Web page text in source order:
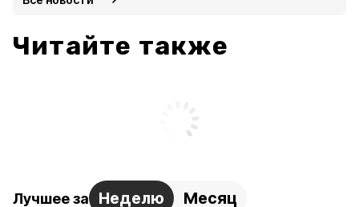
Читайте также
Лучшее за Неделю Месяц